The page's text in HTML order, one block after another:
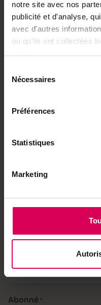
notre site avec nos
publicité et d'analyse,
avec d'autres
ou qu'ils ont collectées
Nécessaires
Préférences
Statistiques
Marketing
NPA *
Remarque
Abonné *